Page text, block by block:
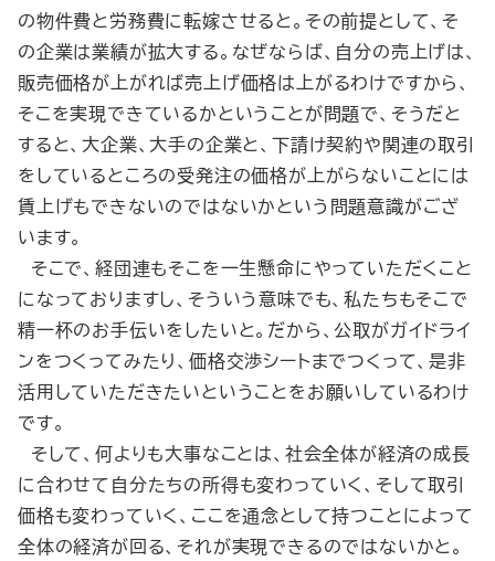
の物件費と労務費に転嫁させると。その前提として、そ
の企業は業績が拡大する。なぜならば、自分の売上げは、
販売価格が上がれば売上げ価格は上がるわけですから、
そこを実現できているかということが問題で、そうだと
すると、大企業、大手の企業と、下請け契約や関連の取引
をしているところの受発注の価格が上がらないことには
賃上げもできないのではないかという問題意識がござ
います。
そこで、経団連もそこを一生懸命にやっていただくこと
になっておりますし、そういう意味でも、私たちもそこで
精一杯のお手伝いをしたいと。だから、公取がガイドライ
ンをつくってみたり、価格交渉シートまでつくって、是非
活用していただきたいということをお願いしているわけ
です。
そして、何よりも大事なことは、社会全体が経済の成長
に合わせて自分たちの所得も変わっていく、そして取引
価格も変わっていく、ここを通念として持つことによって
全体の経済が回る、それが実現できるのではないかと。